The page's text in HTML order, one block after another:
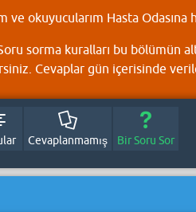
ve okuyucularım Hasta Odasına
sorma kuralları bu bölümün
Cevaplar gün içerisinde
Cevaplanmamış Bir Soru Sor